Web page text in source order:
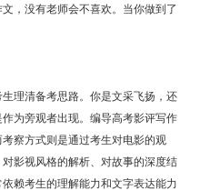
，没有老师会不喜欢。当你做到了
理清备考思路。 你是文采飞扬，还
为旁观者出现。 编导高考影评写作
察方式则是通过考生对电影的观
影视风格的解析、对故事的深度结
赖考生的理解能力和文字表达能力